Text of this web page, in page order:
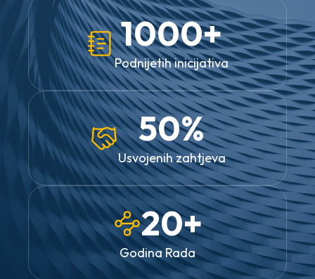
1000+
Podnijetih inicijativa
50%
Usvojenih zahtjeva
20+
Godina Rada